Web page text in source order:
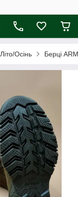
Осінь Берці